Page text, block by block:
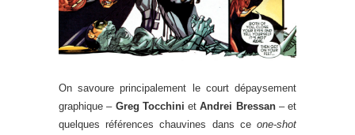
On savoure principalement le court dépaysement
graphique – Greg Tocchini etAndrei Bressan– et
quelques références chauvines dans ce one-shot